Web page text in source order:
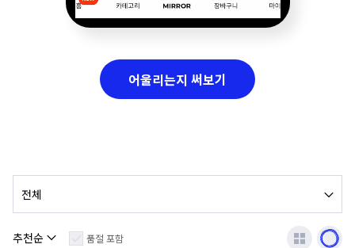
어울리는지 써보기
품절 포함